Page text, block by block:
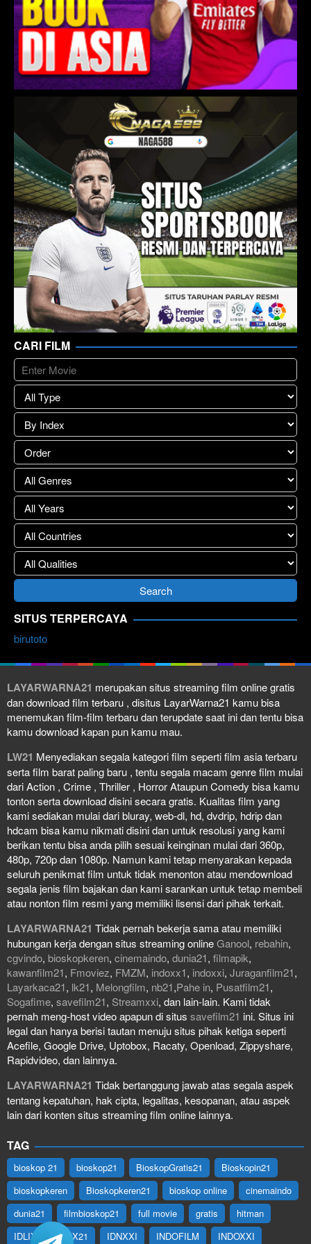
CARI FILM
SITUS TERPERCAYA
birutoto
LAYARWARNA21 merupakan situs streaming film online gratis
dan download film terbaru , disitus LayarWarna21 kamu bisa
menemukan film-film terbaru dan terupdate saat ini dan tentu bisa
kamu download kapan pun kamu mau.
LW21 Menyediakan segala kategori film seperti film asia terbaru
serta film barat paling baru , tentu segala macam genre film mulai
dari Action , Crime , Thriller , Horror Ataupun Comedy bisa kamu
tonton serta download disini secara gratis. Kualitas film yang
kami sediakan mulai dari bluray, web-dl, hd, dvdrip, hdrip dan
hdcam bisa kamu nikmati disini dan untuk resolusi yang kami
berikan tentu bisa anda pilih sesuai keinginan mulai dari 360p,
480p, 720p dan 1080p. Namun kami tetap menyarakan kepada
seluruh penikmat film untuk tidak menonton atau mendownload
segala jenis film bajakan dan kami sarankan untuk tetap membeli
atau nonton film resmi yang memiliki lisensi dari pihak terkait.
LAYARWARNA21 Tidak pernah bekerja sama atau memiliki
hubungan kerja dengan situs streaming onlineGanool, rebahin,
cgvindo, bioskopkeren, cinemaindo, dunia21, filmapik,
kawanfilm21, Fmoviez, FMZM, indoxx1, indoxxi, Juraganfilm21,
Layarkaca21, lk21, Melongfilm, nb21,Pahe in, Pusatfilm21,
Sogafime, savefilm21, Streamxxi, dan lain-lain. Kami tidak
pernah meng-host video apapun di situs savefilm21 ini. Situs ini
legal dan hanya berisi tautan menuju situs pihak ketiga seperti
Acefile, Google Drive, Uptobox, Racaty, Openload, Zippyshare,
Rapidvideo, dan lainnya.
LAYARWARNA21 Tidak bertanggung jawab atas segala aspek
tentang kepatuhan, hak cipta, legalitas, kesopanan, atau aspek
lain dari konten situs streaming film online lainnya.
TAG
bioskop 21 bioskop21 BioskopGratis21
Bioskopin21
bioskopkeren
Bioskopkeren21 bioskop online
cinemaindo
dunia21
filmbioskop21 full movie gratis
hitman
IDLIX
IDLIX21 IDNXXI INDOFILM INDOXXI